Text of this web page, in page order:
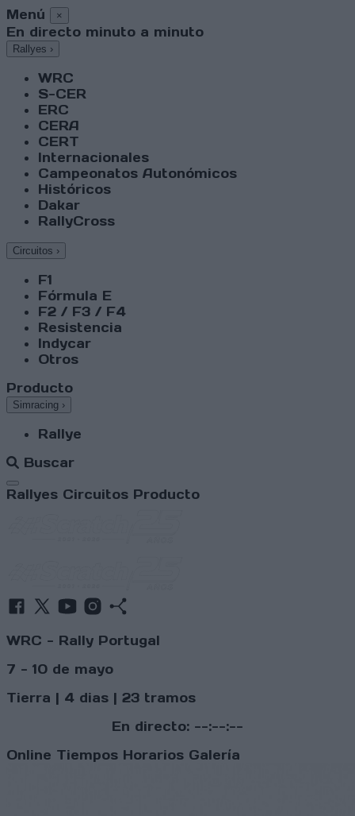
Menú ×
En directo minuto a minuto
Rallyes ›
WRC
S-CER
ERC
CERA
CERT
Internacionales
Campeonatos Autonómicos
Históricos
Dakar
RallyCross
Circuitos ›
F1
Fórmula E
F2 / F3 / F4
Resistencia
Indycar
Otros
Producto
Simracing ›
Rallye
Buscar
Abrir menú
Rallyes Circuitos Producto
WRC - Rally Portugal
7 - 10 de mayo
Tierra | 4 dias | 23 tramos
En directo: --:--:--
Online Tiempos Horarios Galería